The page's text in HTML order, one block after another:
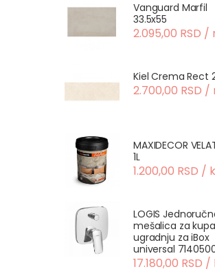
Vanguard Marfil
33.5x55
2.095,00 RSD /
Kiel Crema Rect
2.700,00 RSD /
MAXIDECOR
1L
1.200,00 RSD /
LOGIS
mešalica za
ugradnju za iBox
universal
17.180,00 RSD